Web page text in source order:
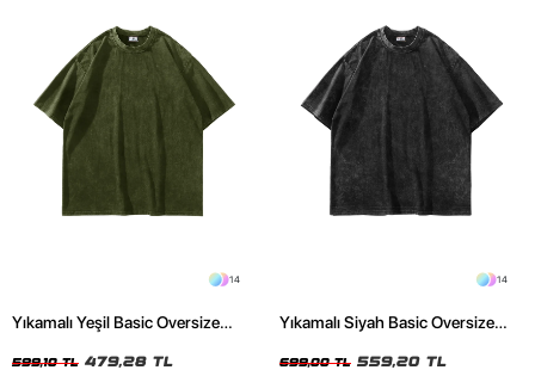
14
Yıkamalı Yeşil Basic Oversize
599,10 TL 479,28 TL
14
Yıkamalı Siyah Basic Oversize
699,00 TL 559,20 TL